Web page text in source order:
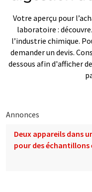
Votre aperçu pour
laboratoire :
l’industrie chimique.
demander un devis.
dessous afin d'afficher
Annonces
Deux appareils dans
pour des échantillons